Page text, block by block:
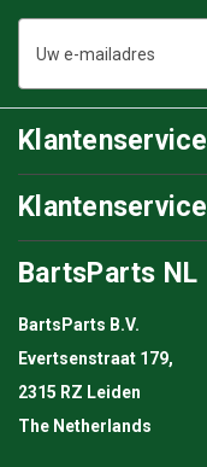
mailadres
Klantenservice
Klantenservice
BartsParts NL
BartsParts B.V.
Evertsenstraat 179,
2315 RZ Leiden
The Netherlands